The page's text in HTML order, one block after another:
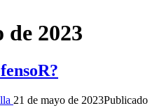
de 2023
21 de mayo de 2023Publicado